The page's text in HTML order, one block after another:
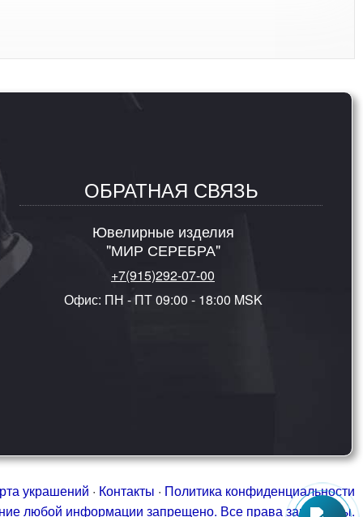
ОБРАТНАЯ СВЯЗЬ
Ювелирные изделия
"МИР СЕРЕБРА"
+7(915)292-07-00
Офис: ПН - ПТ 09:00 - 18:00 MSK
украшений · Контакты · Политика конфиденциальности
любой информации запрещено. Все права защищены.